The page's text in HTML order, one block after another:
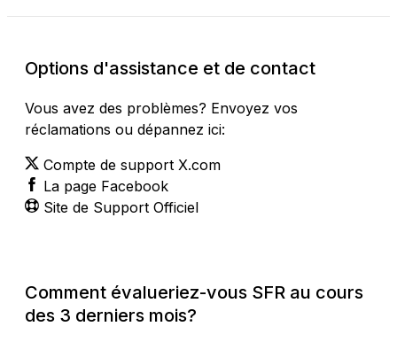
Options d'assistance et de contact
Vous avez des problèmes? Envoyez vos
réclamations ou dépannez ici:
Compte de support X.com
La page Facebook
Site de Support Officiel
Comment évalueriez-vous SFR au cours
des 3 derniers mois?